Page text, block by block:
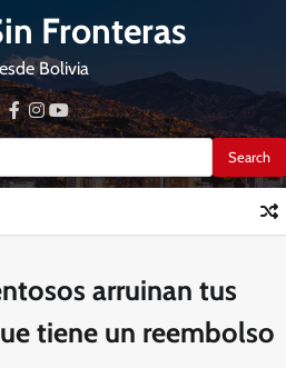
Fronteras
Bolivia
facebook
instagram
youtube
arruinan tus
tiene un reembolso